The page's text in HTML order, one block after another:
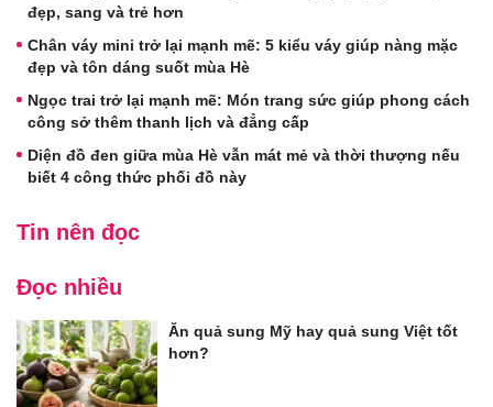
đẹp, sang và trẻ hơn
Chân váy mini trở lại mạnh mẽ: 5 kiểu váy giúp nàng mặc
đẹp và tôn dáng suốt mùa Hè
Ngọc trai trở lại mạnh mẽ: Món trang sức giúp phong cách
công sở thêm thanh lịch và đẳng cấp
Diện đồ đen giữa mùa Hè vẫn mát mẻ và thời thượng nếu
biết 4 công thức phối đồ này
Tin nên đọc
Đọc nhiều
Ăn quả sung Mỹ hay quả sung Việt tốt
hơn?